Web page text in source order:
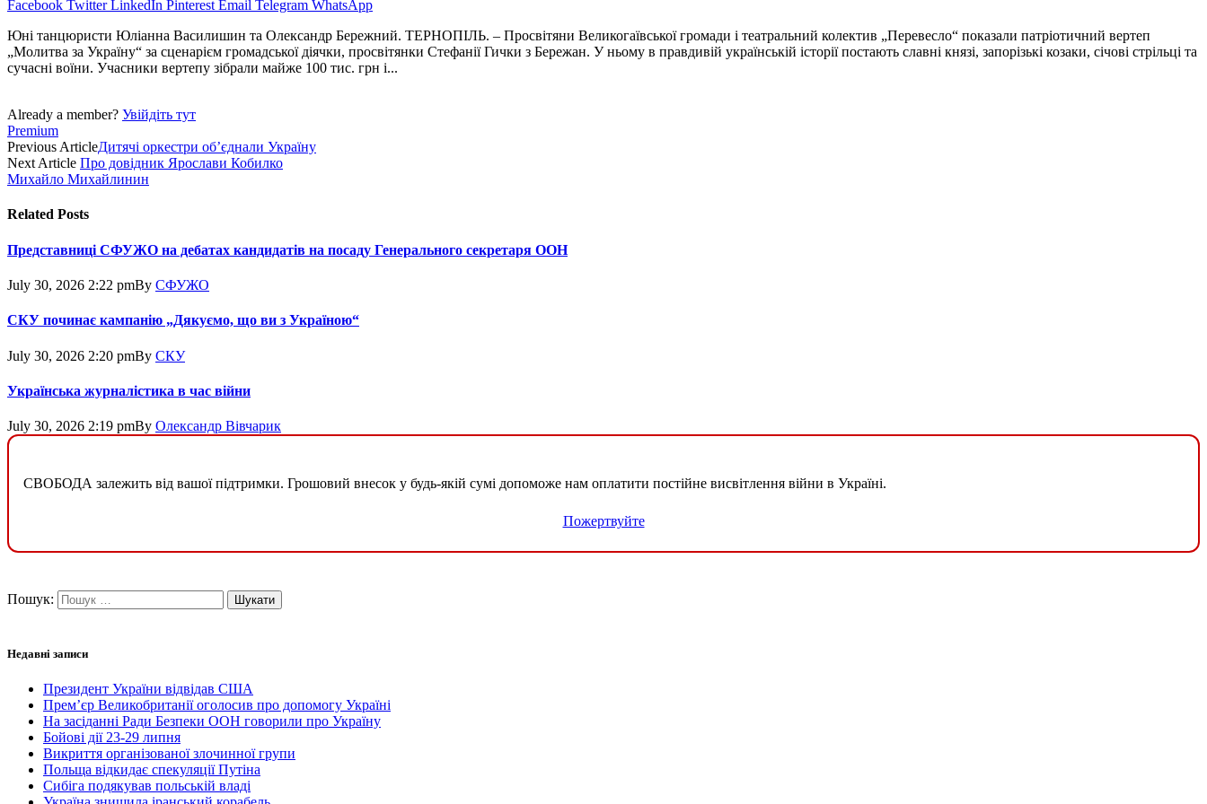
Facebook Twitter LinkedIn Pinterest Email Telegram WhatsApp
Юні танцюристи Юліанна Васи­ли­шин та Олександр Бережний. ТЕРНОПІЛЬ. – Просвітяни Велико­гаївської громади і театральний колек­тив „Перевесло“ показали патріотичний вертеп
„Молитва за Україну“ за сценарієм громадської діячки, просвітянки Стефанії Гички з Бережан. У ньому в правдивій українській історії постають славні князі, запорізькі козаки, січові стрільці та
сучасні воїни. Учасники вертепу зібрали майже 100 тис. грн і...
Already a member? Увійдіть тут
Premium
Previous ArticleДитячі оркестри об’єднали Україну
Next Article Про довідник Ярослави Кобилко
Михайло Михайлинин
Related Posts
Представниці СФУЖО на дебатах кандидатів на посаду Генерального секретаря ООН
July 30, 2026 2:22 pmBy СФУЖО
СКУ починає кампанію „Дякуємо, що ви з Україною“
July 30, 2026 2:20 pmBy СКУ
Українська журналістика в час війни
July 30, 2026 2:19 pmBy Олександр Вівчарик
СВОБОДА залежить від вашої підтримки. Грошовий внесок у будь-якій сумі допоможе нам оплатити постійне висвітлення війни в Україні.
Пожертвуйте
Пошук:
Недавні записи
Президент України відвідав США
Прем’єр Великобританії оголосив про допомогу Україні
На засіданні Ради Безпеки ООН говорили про Україну
Бойові дії 23-29 липня
Викриття організованої злочинної групи
Польща відкидає спекуляції Путіна
Сибіга подякував польській владі